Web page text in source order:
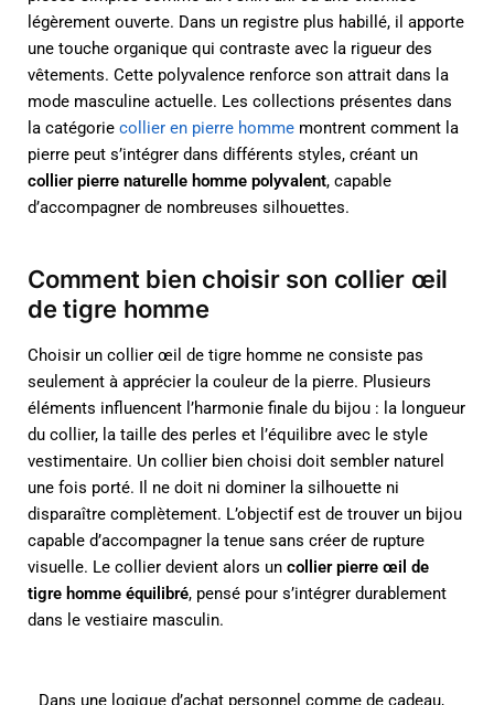
légèrement ouverte. Dans un registre plus habillé, il apporte
une touche organique qui contraste avec la rigueur des
vêtements. Cette polyvalence renforce son attrait dans la
mode masculine actuelle. Les collections présentes dans
la catégorie collier en pierre homme montrent comment la
pierre peut s’intégrer dans différents styles, créant un
collier pierre naturelle homme polyvalent, capable
d’accompagner de nombreuses silhouettes.
Comment bien choisir son collier œil
de tigre homme
Choisir un collier œil de tigre homme ne consiste pas
seulement à apprécier la couleur de la pierre. Plusieurs
éléments influencent l’harmonie finale du bijou : la longueur
du collier, la taille des perles et l’équilibre avec le style
vestimentaire. Un collier bien choisi doit sembler naturel
une fois porté. Il ne doit ni dominer la silhouette ni
disparaître complètement. L’objectif est de trouver un bijou
capable d’accompagner la tenue sans créer de rupture
visuelle. Le collier devient alors un collier pierre œil de
tigre homme équilibré, pensé pour s’intégrer durablement
dans le vestiaire masculin.
Dans une logique d’achat personnel comme de cadeau,